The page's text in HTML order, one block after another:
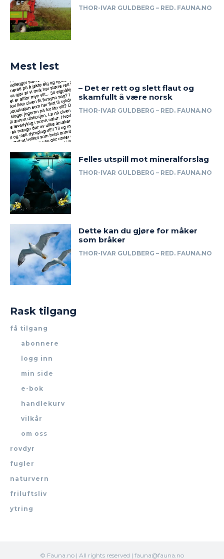
THOR-IVAR GULDBERG – RED. FAUNA.NO
Mest lest
– Det er rett og slett flaut og
skamfullt å være norsk
THOR-IVAR GULDBERG – RED. FAUNA.NO
Felles utspill mot mineralforslag
THOR-IVAR GULDBERG – RED. FAUNA.NO
Dette kan du gjøre for måker
som bråker
THOR-IVAR GULDBERG – RED. FAUNA.NO
Rask tilgang
få tilgang
abonnere
logg inn
min side
e-bok
handlekurv
vilkår
om oss
rovdyr
fugler
naturvern
friluftsliv
ytring
© Fauna.no | All rights reserved | fauna@fauna.no